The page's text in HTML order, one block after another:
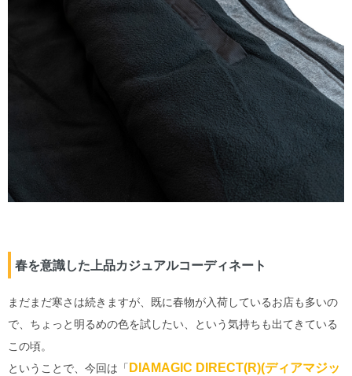
春を意識した上品カジュアルコーディネート
まだまだ寒さは続きますが、既に春物が入荷しているお店も多いの
で、ちょっと明るめの色を試したい、という気持ちも出てきている
この頃。
ということで、今回は「 DIAMAGIC DIRECT(R)(ディアマジッ